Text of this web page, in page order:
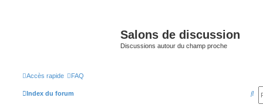
Salons de discussion
Discussions autour du champ proche
Accès rapide FAQ
Index du forum
R